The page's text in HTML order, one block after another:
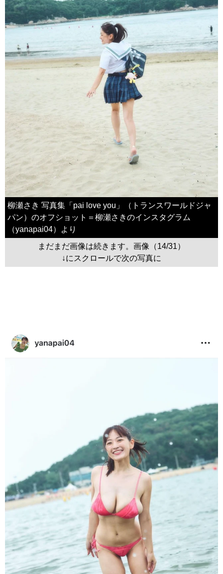
柳瀬さき 写真集「pai love you」（トランスワールドジャ
パン）のオフショット＝柳瀬さきのインスタグラム
（yanapai04）より
まだまだ画像は続きます。画像（14/31）
↓にスクロールで次の写真に